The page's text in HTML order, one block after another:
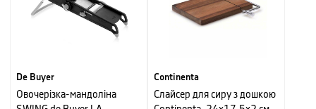
De Buyer
Овочерізка-мандоліна
Continenta
Слайсер для сиру з дошкою